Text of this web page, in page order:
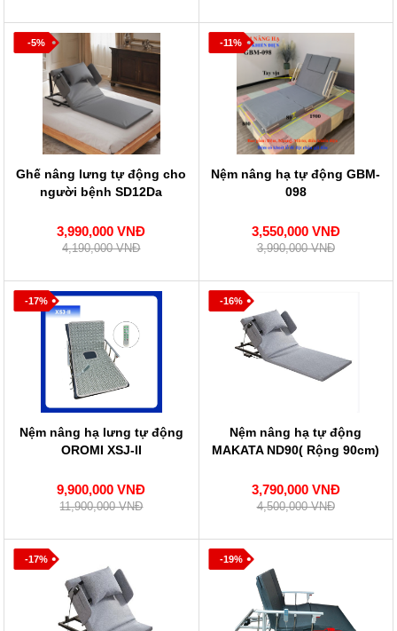
-5%
Ghế nâng lưng tự động cho
người bệnh SD12Da
3,990,000 VNĐ
4,190,000 VNĐ
-11%
Nệm nâng hạ tự động GBM-
098
3,550,000 VNĐ
3,990,000 VNĐ
-17%
Nệm nâng hạ lưng tự động
OROMI XSJ-II
9,900,000 VNĐ
11,900,000 VNĐ
-16%
Nệm nâng hạ tự động
MAKATA ND90( Rộng 90cm)
3,790,000 VNĐ
4,500,000 VNĐ
-17% -19%